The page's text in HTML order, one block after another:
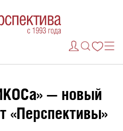
— новый
«Перспективы»